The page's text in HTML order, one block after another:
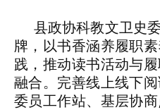
县政协科教文卫史
牌，以书香涵养履职
践，推动读书活动与
融合。完善线上线下
委员工作站、基层协